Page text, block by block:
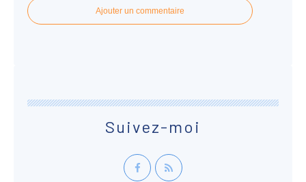
Ajouter un commentaire
Suivez-moi